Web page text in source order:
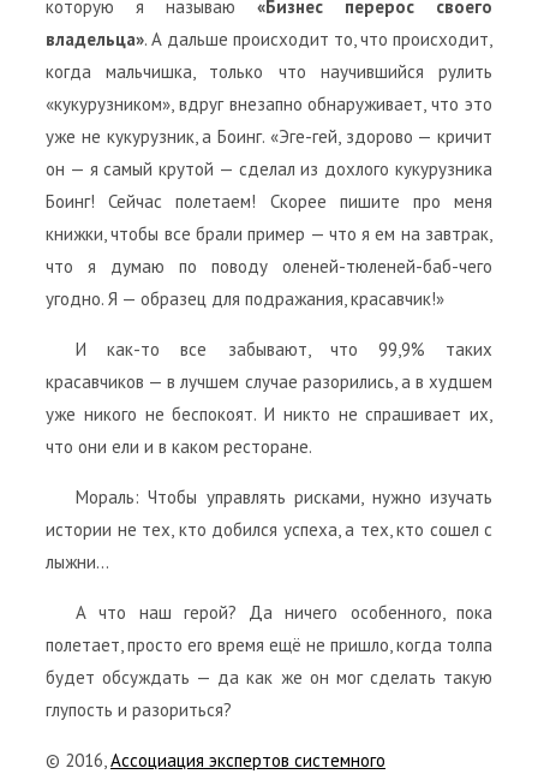
которую я называю «Бизнес перерос своего
владельца». А дальше происходит то, что происходит,
когда мальчишка, только что научившийся рулить
«кукурузником», вдруг внезапно обнаруживает, что это
уже не кукурузник, а Боинг. «Эге-гей, здорово — кричит
он — я самый крутой — сделал из дохлого кукурузника
Боинг! Сейчас полетаем! Скорее пишите про меня
книжки, чтобы все брали пример — что я ем на завтрак,
что я думаю по поводу оленей-тюленей-баб-чего
угодно. Я — образец для подражания, красавчик!»
И как-то все забывают, что 99,9% таких
красавчиков — в лучшем случае разорились, а в худшем
уже никого не беспокоят. И никто не спрашивает их,
что они ели и в каком ресторане.
Мораль: Чтобы управлять рисками, нужно изучать
истории не тех, кто добился успеха, а тех, кто сошел с
лыжни…
А что наш герой? Да ничего особенного, пока
полетает, просто его время ещё не пришло, когда толпа
будет обсуждать — да как же он мог сделать такую
глупость и разориться?
© 2016, Ассоциация экспертов системного